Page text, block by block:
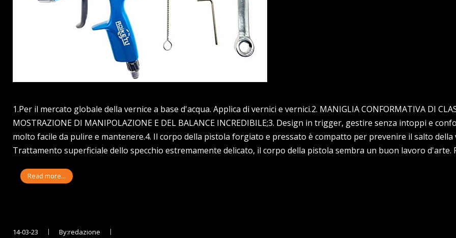
1.Per il mercato globale della vernice a base d'acqua. Applica di vernici e vernici.2. MANIGLIA CONFORMATIVA DI
MOSTRAZIONE DI MANIPOLAZIONE E DEL BALANCE INCREDIBILE;3. Design in trigger, gestire senza intoppi e
molto facile da pulire e mantenere.4. Il corpo della pistola forgiato e pressato è compatto per prevenire il salto della
Trattamento superficiale dello specchio estremamente delicato, il corpo della pistola sembra un buon lavoro d'arte.
Read more...
14-03-23 By:redazione